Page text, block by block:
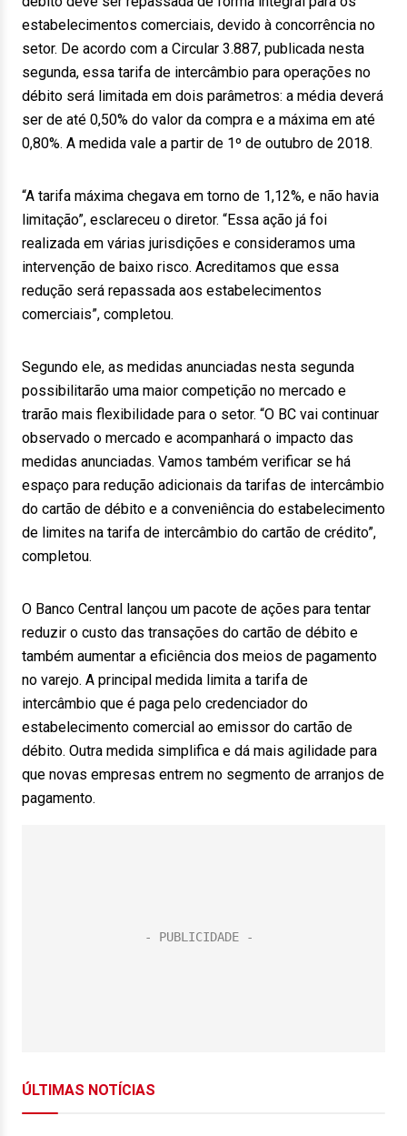
estabelecimentos comerciais, devido à concorrência no
setor. De acordo com a Circular 3.887, publicada nesta
segunda, essa tarifa de intercâmbio para operações no
débito será limitada em dois parâmetros: a média deverá
ser de até 0,50% do valor da compra e a máxima em até
0,80%. A medida vale a partir de 1º de outubro de 2018.
“A tarifa máxima chegava em torno de 1,12%, e não havia
limitação”, esclareceu o diretor. “Essa ação já foi
realizada em várias jurisdições e consideramos uma
intervenção de baixo risco. Acreditamos que essa
redução será repassada aos estabelecimentos
comerciais”, completou.
Segundo ele, as medidas anunciadas nesta segunda
possibilitarão uma maior competição no mercado e
trarão mais flexibilidade para o setor. “O BC vai continuar
observado o mercado e acompanhará o impacto das
medidas anunciadas. Vamos também verificar se há
espaço para redução adicionais da tarifas de intercâmbio
do cartão de débito e a conveniência do estabelecimento
de limites na tarifa de intercâmbio do cartão de crédito”,
completou.
O Banco Central lançou um pacote de ações para tentar
reduzir o custo das transações do cartão de débito e
também aumentar a eficiência dos meios de pagamento
no varejo. A principal medida limita a tarifa de
intercâmbio que é paga pelo credenciador do
estabelecimento comercial ao emissor do cartão de
débito. Outra medida simplifica e dá mais agilidade para
que novas empresas entrem no segmento de arranjos de
pagamento.